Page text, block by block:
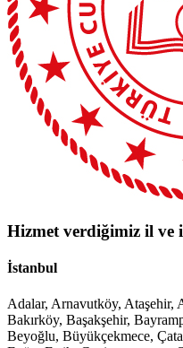
Hizmet verdiğimiz il ve
İstanbul
Adalar, Arnavutköy, Ataşehir,
Bakırköy, Başakşehir,
Beyoğlu, Büyükçekmece,